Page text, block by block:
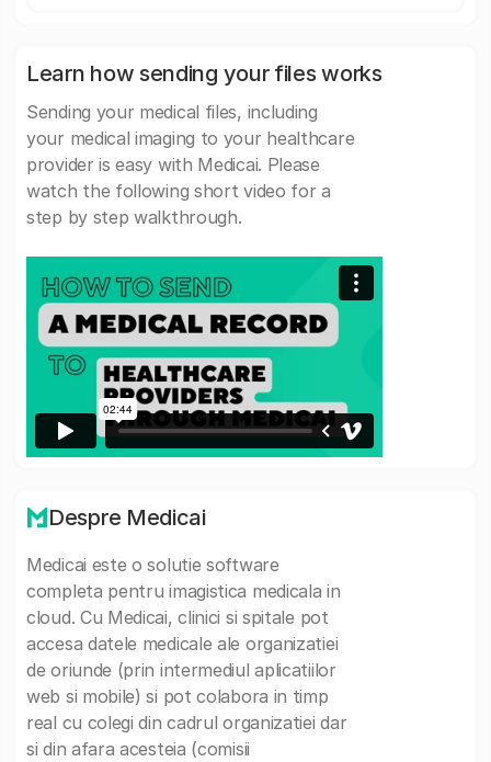
Learn how sending your files works
Sending your medical files, including
your medical imaging to your healthcare
provider is easy with Medicai. Please
watch the following short video for a
step by step walkthrough.
Despre Medicai
Medicai este o solutie software
completa pentru imagistica medicala in
cloud. Cu Medicai, clinici si spitale pot
accesa datele medicale ale organizatiei
de oriunde (prin intermediul aplicatiilor
web si mobile) si pot colabora in timp
real cu colegi din cadrul organizatiei dar
si din afara acesteia (comisii